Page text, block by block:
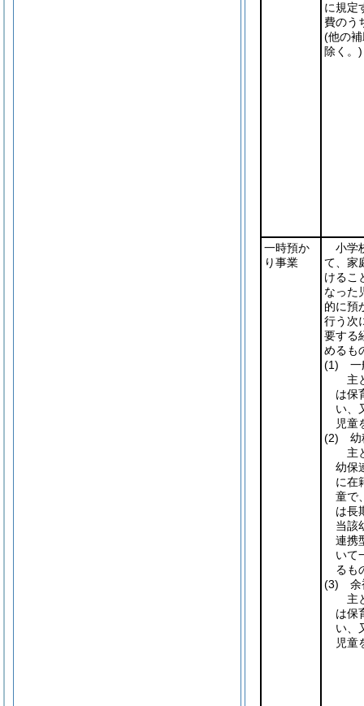
に規定
費のう
(他の
除く。)
一時預か
り事業
小学
て、家
けるこ
なった
的に預
行う次
要する
めるも
(1) 一
主
は保
い、
児童
(2) 幼
主
幼保
に在
童で
は長
当該
連携
いて
るも
(3) 余
主
は保
い、
児童